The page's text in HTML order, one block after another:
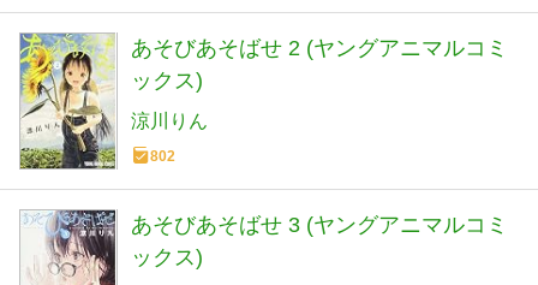
あそびあそばせ 2 (ヤングアニマルコミ
ックス)
涼川りん
802
あそびあそばせ 3 (ヤングアニマルコミ
ックス)